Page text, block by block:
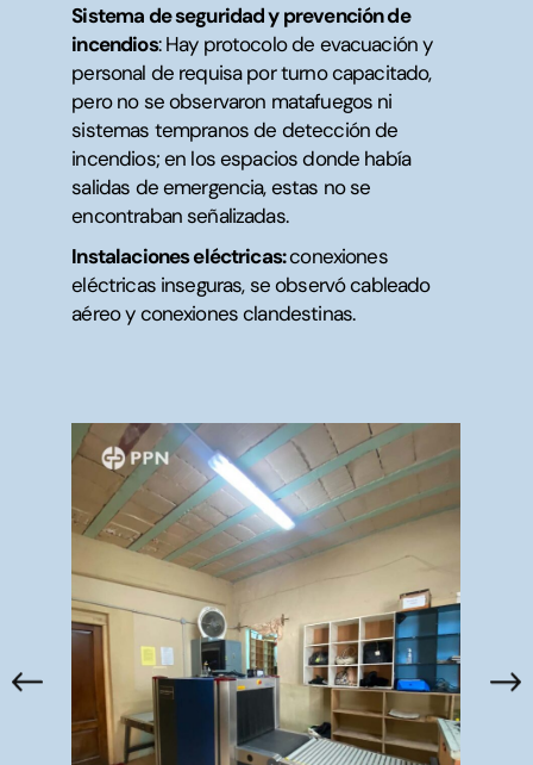
Sistema de seguridad y prevención de
incendios: Hay protocolo de evacuación y
personal de requisa por turno capacitado,
pero no se observaron matafuegos ni
sistemas tempranos de detección de
incendios; en los espacios donde había
salidas de emergencia, estas no se
encontraban señalizadas.
Instalaciones eléctricas:conexiones
eléctricas inseguras, se observó cableado
aéreo y conexiones clandestinas.